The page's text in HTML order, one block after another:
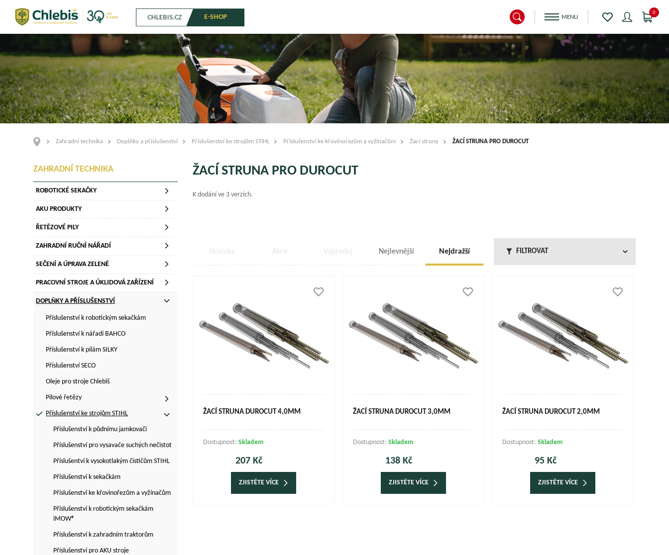
CHLEBIS.CZ E-SHOP
0
Zahradní technika Doplňky a příslušenství Příslušenství ke strojům STIHL Příslušenství ke křovinořezům a vyžínačům Žací struny ŽACÍ STRUNA PRO DUROCUT
ZAHRADNÍ TECHNIKA
ROBOTICKÉ SEKAČKY
AKU PRODUKTY
ŘETĚZOVÉ PILY
ZAHRADNÍ RUČNÍ NÁŘADÍ
SEČENÍ A ÚPRAVA ZELENĚ
PRACOVNÍ STROJE A ÚKLIDOVÁ ZAŘÍZENÍ
DOPLŇKY A PŘÍSLUŠENSTVÍ
Příslušenství k robotickým sekačkám
Příslušenství k nářadí BAHCO
Příslušenství k pilám SILKY
Příslušenství SECO
Oleje pro stroje Chlebiš
Pilové řetězy
Příslušenství ke strojům STIHL
Příslušenství k půdnímu jamkovači
Příslušenství pro vysavače suchých nečistot
Příslušentví k vysokotlakým čističům STIHL
Příslušenství k sekačkám
Příslušenství ke křovinořezům a vyžínačům
Příslušenství k robotickým sekačkám
iMOW®
Příslušenství k zahradním traktorům
Příslušenství pro AKU stroje
ŽACÍ STRUNA PRO DUROCUT
K dodání ve 3 verzích.
Novinka Akce Výprodej Nejlevnější Nejdražší FILTROVAT
ŽACÍ STRUNA DUROCUT 4,0MM
Dostupnost:Skladem
207 Kč
ZJISTĚTE VÍCE
ŽACÍ STRUNA DUROCUT 3,0MM
Dostupnost: Skladem
138 Kč
ZJISTĚTE VÍCE
ŽACÍ STRUNA DUROCUT 2,0MM
Dostupnost:Skladem
95 Kč
ZJISTĚTE VÍCE